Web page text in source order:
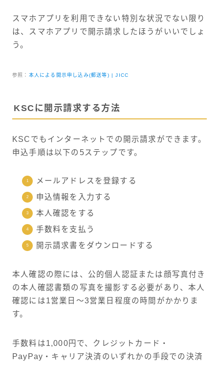
スマホアプリを利用できない特別な状況でない限り
は、スマホアプリで開示請求したほうがいいでしょ
う。
参照： 本人による開示申し込み(郵送等) | JICC
KSCに開示請求する方法
KSCでもインターネットでの開示請求ができます。
申込手順は以下の5ステップです。
メールアドレスを登録する
申込情報を入力する
本人確認をする
手数料を支払う
開示請求書をダウンロードする
本人確認の際には、公的個人認証または顔写真付き
の本人確認書類の写真を撮影する必要があり、本人
確認には1営業日～3営業日程度の時間がかかりま
す。
手数料は1,000円で、クレジットカード・
PayPay・キャリア決済のいずれかの手段での決済